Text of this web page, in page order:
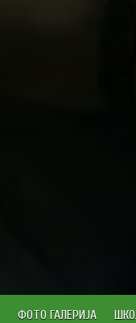
ФОТО ГАЛЕРИЈА